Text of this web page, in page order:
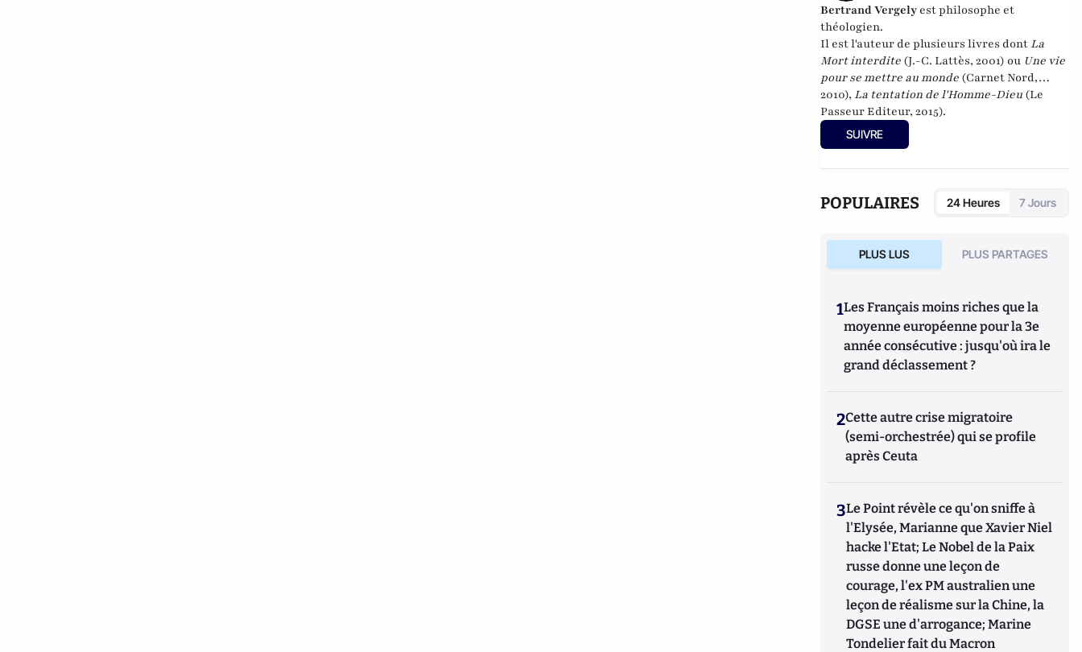
Bertrand Vergely est philosophe et
théologien.
Il est l'auteur de plusieurs livres dont La
Mort interdite (J.-C. Lattès, 2001) ou Une vie
pour se mettre au monde (Carnet Nord,
2010), La tentation de l'Homme-Dieu (Le
Passeur Editeur, 2015).
SUIVRE
POPULAIRES 24 Heures 7 Jours
PLUS LUS PLUS PARTAGES
1Les Français moins riches que la
moyenne européenne pour la 3e
année consécutive : jusqu'où ira le
grand déclassement ?
2Cette autre crise migratoire
(semi-orchestrée) qui se profile
après Ceuta
3Le Point révèle ce qu'on sniffe à
l'Elysée, Marianne que Xavier Niel
hacke l'Etat; Le Nobel de la Paix
russe donne une leçon de
courage, l'ex PM australien une
leçon de réalisme sur la Chine, la
DGSE une d'arrogance; Marine
Tondelier fait du Macron